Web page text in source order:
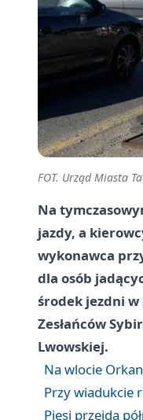
FOT. Urząd Miasta
Na
jazdy, a
wykonawca
dla osób
środek jezdni
Zesłańców
Lwowskiej.
Na wlocie
Przy wiadukcie
Piesi przejdą